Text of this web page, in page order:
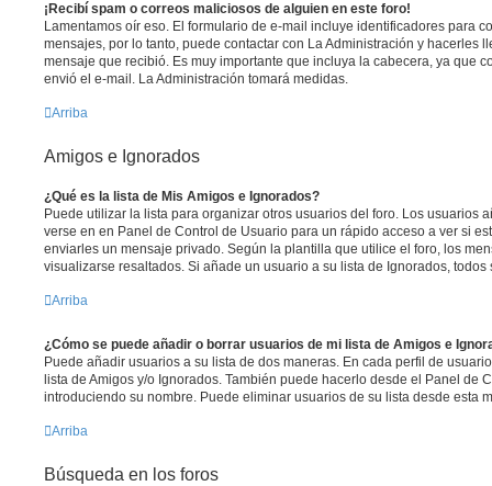
¡Recibí spam o correos maliciosos de alguien en este foro!
Lamentamos oír eso. El formulario de e-mail incluye identificadores para
mensajes, por lo tanto, puede contactar con La Administración y hacerles
mensaje que recibió. Es muy importante que incluya la cabecera, ya que
envió el e-mail. La Administración tomará medidas.
Arriba
Amigos e Ignorados
¿Qué es la lista de Mis Amigos e Ignorados?
Puede utilizar la lista para organizar otros usuarios del foro. Los usuarios
verse en en Panel de Control de Usuario para un rápido acceso a ver si
enviarles un mensaje privado. Según la plantilla que utilice el foro, los
visualizarse resaltados. Si añade un usuario a su lista de Ignorados,
Arriba
¿Cómo se puede añadir o borrar usuarios de mi lista de Amigos e
Puede añadir usuarios a su lista de dos maneras. En cada perfil de
lista de Amigos y/o Ignorados. También puede hacerlo desde el Panel de
introduciendo su nombre. Puede eliminar usuarios de su lista desde esta
Arriba
Búsqueda en los foros